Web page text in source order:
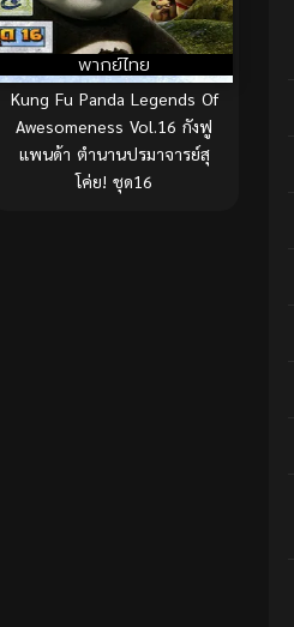
พากย์ไทย
Kung Fu Panda Legends Of
Awesomeness Vol.16 กังฟู
แพนด้า ตำนานปรมาจารย์สุ
โค่ย! ชุด16